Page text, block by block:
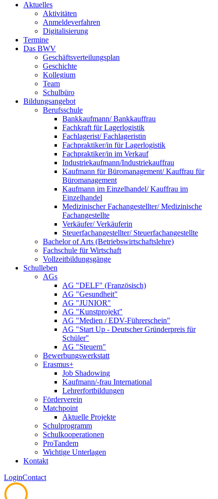
Aktuelles
Aktivitäten
Anmeldeverfahren
Digitalisierung
Termine
Das BWV
Geschäftsverteilungsplan
Geschichte
Kollegium
Team
Schulbüro
Bildungsangebot
Berufsschule
Bankkaufmann/ Bankkauffrau
Fachkraft für Lagerlogistik
Fachlagerist/ Fachlageristin
Fachpraktiker/in für Lagerlogistik
Fachpraktiker/in im Verkauf
Industriekaufmann/Industriekauffrau
Kaufmann für Büromanagement/ Kauffrau für
Büromanagement
Kaufmann im Einzelhandel/ Kauffrau im
Einzelhandel
Medizinischer Fachangestellter/ Medizinische
Fachangestellte
Verkäufer/ Verkäuferin
Steuerfachangestellter/ Steuerfachangestellte
Bachelor of Arts (Betriebswirtschaftslehre)
Fachschule für Wirtschaft
Vollzeitbildungsgänge
Schulleben
AGs
AG "DELF" (Französisch)
AG "Gesundheit"
AG "JUNIOR"
AG "Kunstprojekt"
AG "Medien / EDV-Führerschein"
AG "Start Up - Deutscher Gründerpreis für
Schüler"
AG "Steuern"
Bewerbungswerkstatt
Erasmus+
Job Shadowing
Kaufmann/-frau International
Lehrerfortbildungen
Förderverein
Matchpoint
Aktuelle Projekte
Schulprogramm
Schulkooperationen
ProTandem
Wichtige Unterlagen
Kontakt
LoginContact